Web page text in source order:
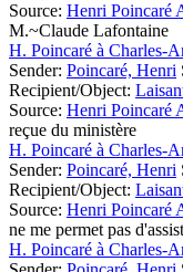
Source: Henri Poincaré
M.~Claude Lafontaine
H. Poincaré à Charles-
Sender: Poincaré, Henri
Recipient/Object:
Source: Henri Poincaré
reçue du ministère
H. Poincaré à Charles-
Sender: Poincaré, Henri
Recipient/Object:
Source: Henri Poincaré
ne me permet pas
H. Poincaré à Charles-